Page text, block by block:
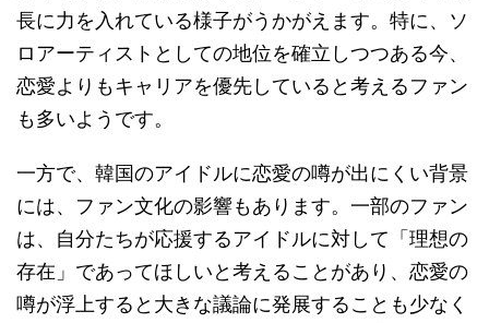
長に力を入れている様子がうかがえます。特に、ソ
ロアーティストとしての地位を確立しつつある今、
恋愛よりもキャリアを優先していると考えるファン
も多いようです。
一方で、韓国のアイドルに恋愛の噂が出にくい背景
には、ファン文化の影響もあります。一部のファン
は、自分たちが応援するアイドルに対して「理想の
存在」であってほしいと考えることがあり、恋愛の
噂が浮上すると大きな議論に発展することも少なく